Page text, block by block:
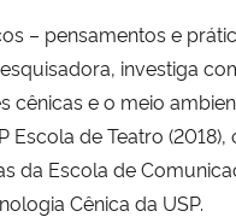
– pensamentos e
investiga
cênicas e o meio
Escola de Teatro
da Escola de
Cênica da USP.